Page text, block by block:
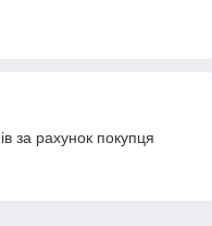
за рахунок покупця